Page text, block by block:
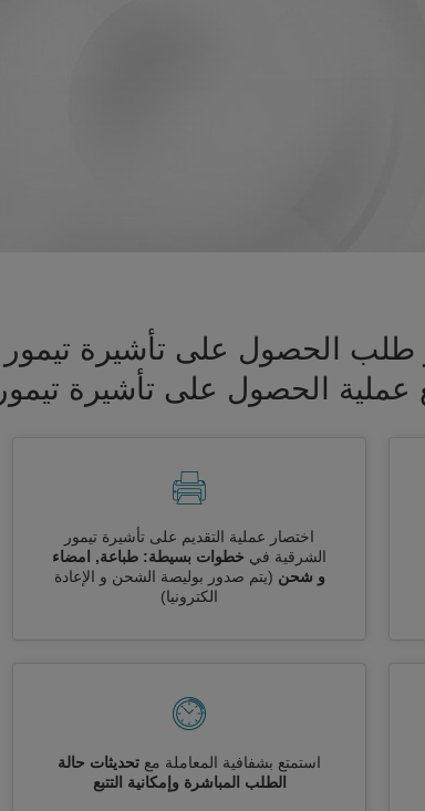
طلب الحصول على تأشيرة
عملية الحصول على تأشيرة
اختصار عملية التقديم على تأشيرة تيمور
الشرقية في خطوات بسيطة: طباعة, امضاء
و شحن (يتم صدور بوليصة الشحن و الإعادة
الكترونيا)
استمتع بشفافية المعاملة مع تحديثات حالة
الطلب المباشرة وإمكانية التتبع